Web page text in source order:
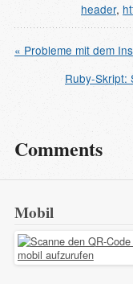
header,
« Probleme mit dem
Ruby-Skript:
Comments
Mobil